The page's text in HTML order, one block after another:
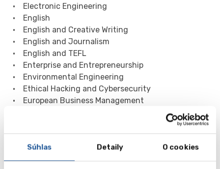
Súhlas Detaily O cookies
• Electronic Engineering
• English
• English and Creative Writing
• English and Journalism
• English and TEFL
• Enterprise and Entrepreneurship
• Environmental Engineering
• Ethical Hacking and Cybersecurity
• European Business Management
• Finance and Investment
• Financial Economics